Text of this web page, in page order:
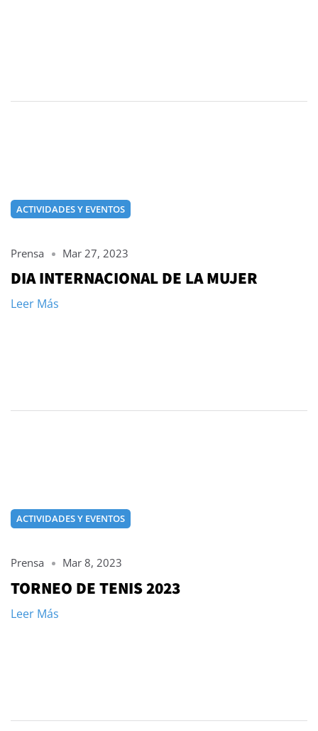
ACTIVIDADES Y EVENTOS
Prensa Mar 27, 2023
DIA INTERNACIONAL DE LA MUJER
Leer Más
ACTIVIDADES Y EVENTOS
Prensa Mar 8, 2023
TORNEO DE TENIS 2023
Leer Más